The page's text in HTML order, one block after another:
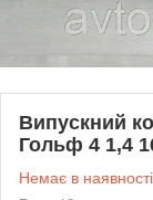
Випускний
Гольф 4 1,4
Немає в наявності